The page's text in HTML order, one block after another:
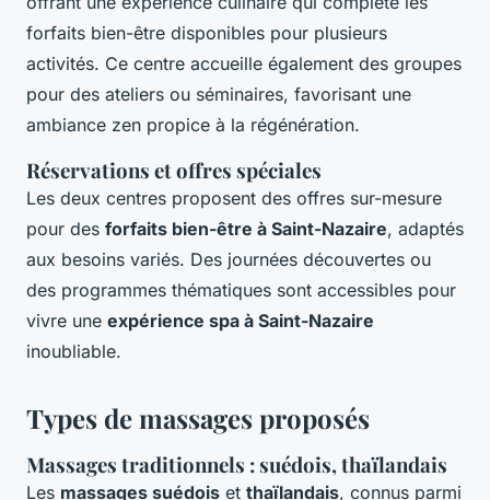
forfaits bien-être disponibles pour plusieurs
activités. Ce centre accueille également des groupes
pour des ateliers ou séminaires, favorisant une
ambiance zen propice à la régénération.
Réservations et offres spéciales
Les deux centres proposent des offres sur-mesure
pour des forfaits bien-être à Saint-Nazaire, adaptés
aux besoins variés. Des journées découvertes ou
des programmes thématiques sont accessibles pour
vivre une expérience spa à Saint-Nazaire
inoubliable.
Types de massages proposés
Massages traditionnels : suédois, thaïlandais
Les massages suédois et thaïlandais, connus parmi